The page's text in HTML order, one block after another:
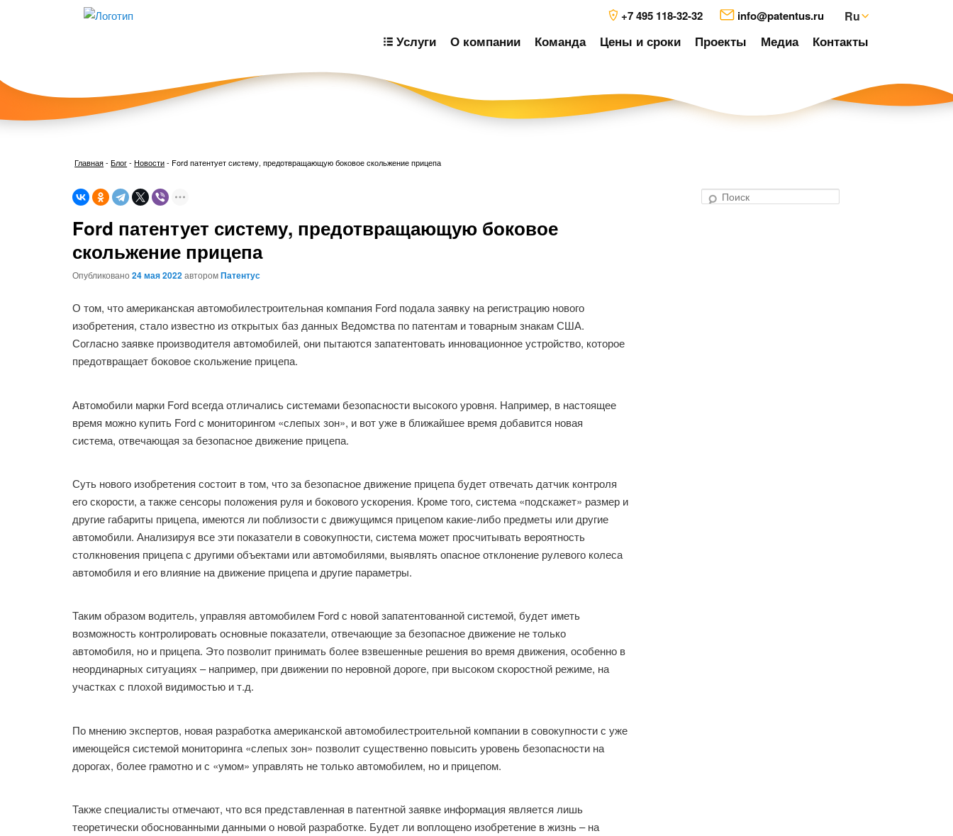
+7 495 118-32-32 info@patentus.ru Ru
Услуги О компании Команда Цены и сроки Проекты Медиа Контакты
Главная-Блог- Новости- Ford патентует систему, предотвращающую боковое скольжение прицепа
Ford патентует систему, предотвращающую боковое
скольжение прицепа
Опубликовано24 мая 2022авторомПатентус
О том, что американская автомобилестроительная компания Ford подала заявку на регистрацию нового
изобретения, стало известно из открытых баз данных Ведомства по патентам и товарным знакам США.
Согласно заявке производителя автомобилей, они пытаются запатентовать инновационное устройство, которое
предотвращает боковое скольжение прицепа.
Автомобили марки Ford всегда отличались системами безопасности высокого уровня. Например, в настоящее
время можно купить Ford с мониторингом «слепых зон», и вот уже в ближайшее время добавится новая
система, отвечающая за безопасное движение прицепа.
Суть нового изобретения состоит в том, что за безопасное движение прицепа будет отвечать датчик контроля
его скорости, а также сенсоры положения руля и бокового ускорения. Кроме того, система «подскажет» размер и
другие габариты прицепа, имеются ли поблизости с движущимся прицепом какие-либо предметы или другие
автомобили. Анализируя все эти показатели в совокупности, система может просчитывать вероятность
столкновения прицепа с другими объектами или автомобилями, выявлять опасное отклонение рулевого колеса
автомобиля и его влияние на движение прицепа и другие параметры.
Таким образом водитель, управляя автомобилем Ford с новой запатентованной системой, будет иметь
возможность контролировать основные показатели, отвечающие за безопасное движение не только
автомобиля, но и прицепа. Это позволит принимать более взвешенные решения во время движения, особенно в
неординарных ситуациях – например, при движении по неровной дороге, при высоком скоростной режиме, на
участках с плохой видимостью и т.д.
По мнению экспертов, новая разработка американской автомобилестроительной компании в совокупности с уже
имеющейся системой мониторинга «слепых зон» позволит существенно повысить уровень безопасности на
дорогах, более грамотно и с «умом» управлять не только автомобилем, но и прицепом.
Также специалисты отмечают, что вся представленная в патентной заявке информация является лишь
теоретически обоснованными данными о новой разработке. Будет ли воплощено изобретение в жизнь – на